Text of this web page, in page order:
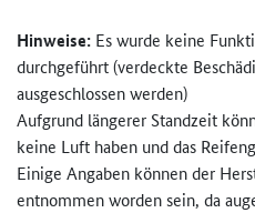
Hinweise: Es wurde keine
durchgeführt (verdeckte
ausgeschlossen werden)
Aufgrund längerer Standzeit
keine Luft haben und das
Einige Angaben können der
entnommen worden sein, da